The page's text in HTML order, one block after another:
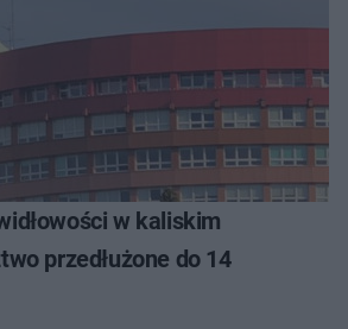
w kaliskim
przedłużone do 14